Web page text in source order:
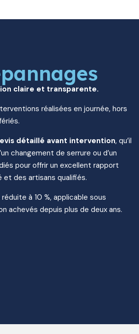
claire et transparente.
réalisées en journée, hors
détaillé avant intervention, qu’il
changement de serrure ou d’un
pour offrir un excellent rapport
des artisans qualifiés.
à 10 %, applicable sous
achevés depuis plus de deux ans.